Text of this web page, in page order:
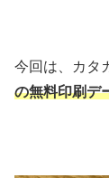
今回は、カタ
の無料印刷デ